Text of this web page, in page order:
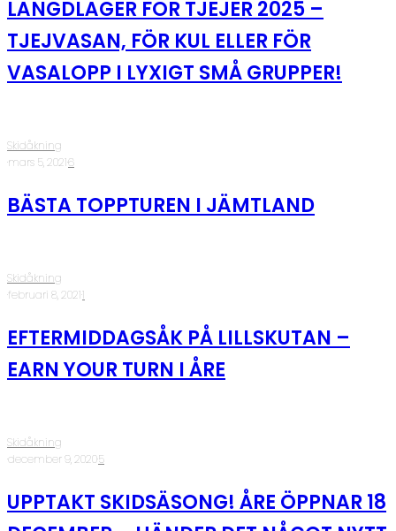
LÄNGDLÄGER FÖR TJEJER 2025 –
TJEJVASAN, FÖR KUL ELLER FÖR
VASALOPP I LYXIGT SMÅ GRUPPER!
Skidåkning
·mars 5, 2021·6
BÄSTA TOPPTUREN I JÄMTLAND
Skidåkning
·februari 8, 2021·1
EFTERMIDDAGSÅK PÅ LILLSKUTAN –
EARN YOUR TURN I ÅRE
Skidåkning
·december 9, 2020·5
UPPTAKT SKIDSÄSONG! ÅRE ÖPPNAR 18